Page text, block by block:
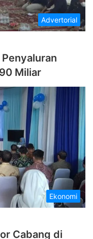
Advertorial
Miliar
Ekonomi
Cabang di